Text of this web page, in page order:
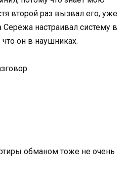
второй раз вызвал его, уже
Серёжа настраивал систему в
он в наушниках.
обманом тоже не очень